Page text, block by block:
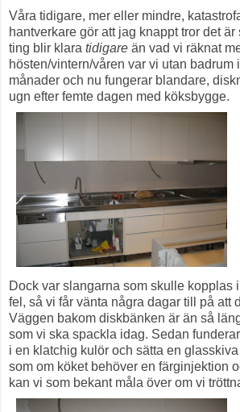
Våra tidigare, mer eller mindre,
hantverkare gör att jag knappt tror det
ting blir klara tidigare än vad vi räknat
hösten/vintern/våren var vi utan badrum
månader och nu fungerar blandare,
ugn efter femte dagen med köksbygge.
Dock var slangarna som skulle kopplas
fel, så vi får vänta några dagar till på att
Väggen bakom diskbänken är än så
som vi ska spackla idag. Sedan
i en klatchig kulör och sätta en
som om köket behöver en färginjektion
kan vi som bekant måla över om vi